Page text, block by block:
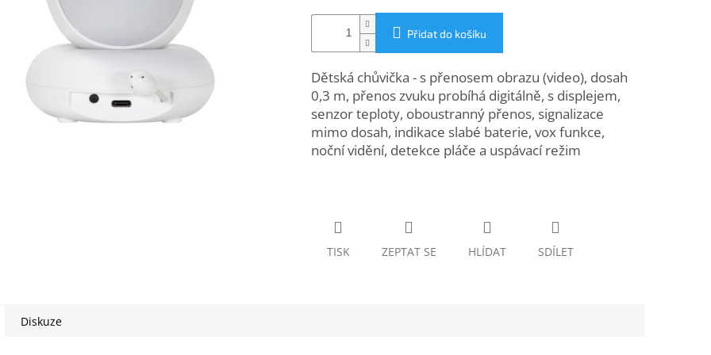
Přidat do košíku
Dětská chůvička - s přenosem obrazu (video), dosah
0,3 m, přenos zvuku probíhá digitálně, s displejem,
senzor teploty, oboustranný přenos, signalizace
mimo dosah, indikace slabé baterie, vox funkce,
noční vidění, detekce pláče a uspávací režim
TISK ZEPTAT SE HLÍDAT SDÍLET
Diskuze